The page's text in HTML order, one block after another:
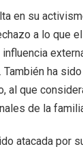
en su
a lo que
También ha
al que
de la
atacada por